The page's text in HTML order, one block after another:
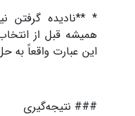
این عبارت واقعاً
### نتیجه‌گیری